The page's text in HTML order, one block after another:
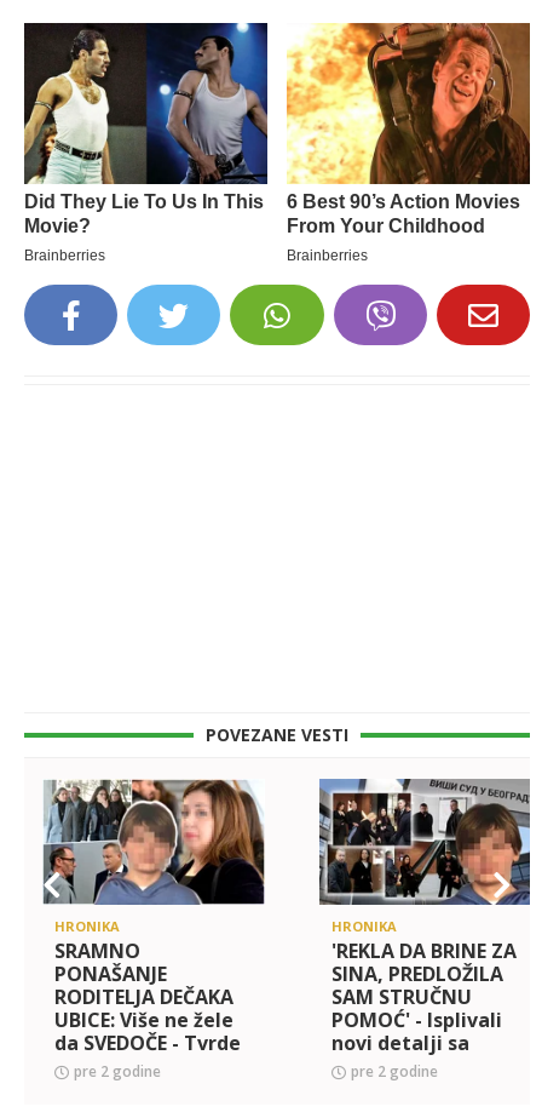
POVEZANE VESTI
HRONIKA
SRAMNO
PONAŠANJE
RODITELJA DEČAKA
UBICE: Više ne žele
da SVEDOČE - Tvrde
da nisu u stanju da
ponovo GOVORE O
pre 2 godine
HRONIKA
'REKLA DA BRINE ZA
SINA, PREDLOŽILA
SAM STRUČNU
POMOĆ' - Isplivali
novi detalji sa
suđenja majci i ocu
ubice iz Ribnikara
pre 2 godine